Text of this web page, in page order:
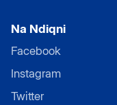
Na Ndiqni
Facebook
Instagram
Twitter